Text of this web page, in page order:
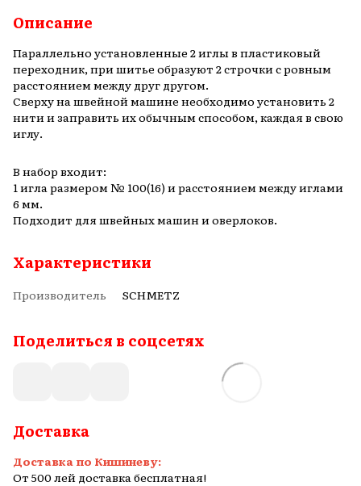
Описание
Параллельно установленные 2 иглы в пластиковый
переходник, при шитье образуют 2 строчки с ровным
расстоянием между друг другом.
Сверху на швейной машине необходимо установить 2
нити и заправить их обычным способом, каждая в свою
иглу.
В набор входит:
1 игла размером № 100(16) и расстоянием между иглами
6 мм.
Подходит для швейных машин и оверлоков.
Характеристики
Производитель SCHMETZ
Поделиться в соцсетях
Доставка
Доставка по Кишиневу:
От 500 лей доставка бесплатная!